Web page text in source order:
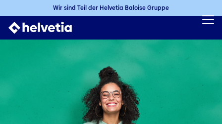
Wir sind Teil der Helvetia Baloise Gruppe